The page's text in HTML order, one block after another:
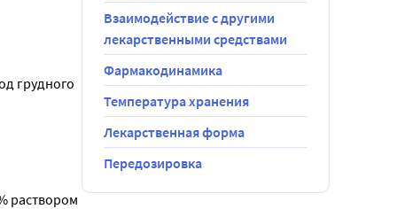
1-2
грудного
раствором
Взаимодействие с другими
лекарственными средствами
Фармакодинамика
Температура хранения
Лекарственная форма
Передозировка